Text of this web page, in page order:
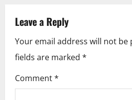
v
i
g
a
Leave a Reply
Your email address will not be
fields are marked *
Comment*